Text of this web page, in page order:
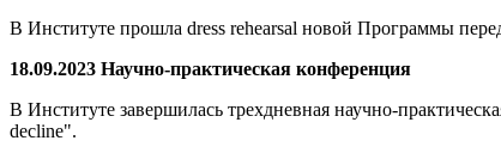
В Институте прошла dress rehearsal новой Программы
18.09.2023 Научно-практическая конференция
В Институте завершилась трехдневная научно-
decline".